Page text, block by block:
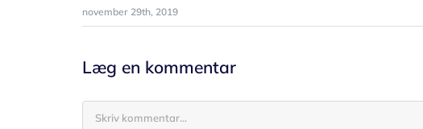
november 29th, 2019
Læg en kommentar
Comment